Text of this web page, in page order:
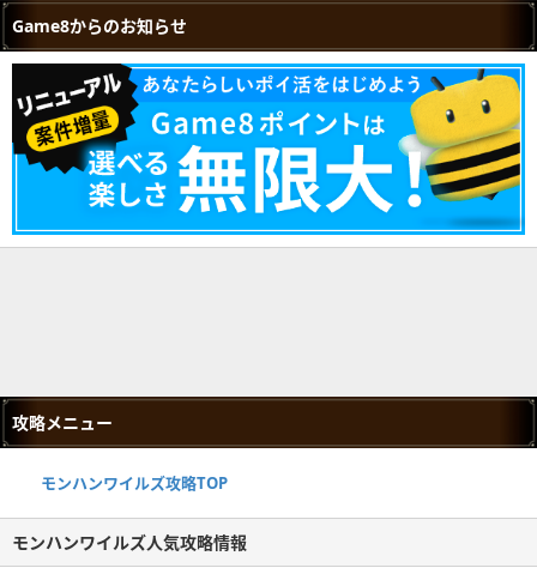
Game8からのお知らせ
攻略メニュー
モンハンワイルズ攻略TOP
モンハンワイルズ人気攻略情報